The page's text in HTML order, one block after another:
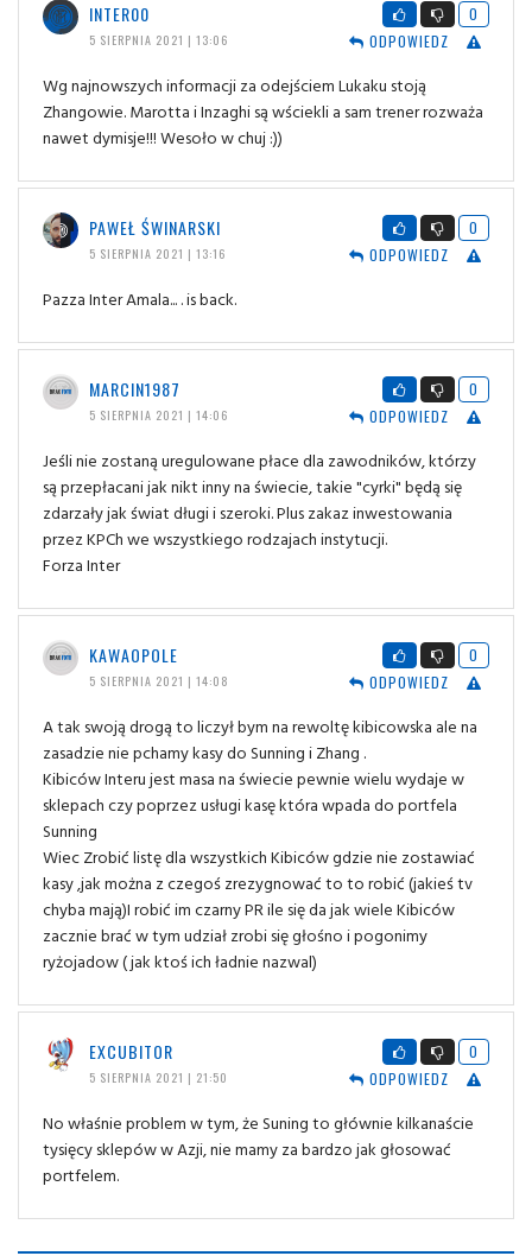
INTER00
5 SIERPNIA 2021 | 13:06
0
ODPOWIEDZ
Wg najnowszych informacji za odejściem Lukaku stoją
Zhangowie. Marotta i Inzaghi są wściekli a sam trener rozważa
nawet dymisje!!! Wesoło w chuj :))
PAWEŁ ŚWINARSKI
5 SIERPNIA 2021 | 13:16
0
ODPOWIEDZ
Pazza Inter Amala... . is back.
MARCIN1987
5 SIERPNIA 2021 | 14:06
0
ODPOWIEDZ
Jeśli nie zostaną uregulowane płace dla zawodników, którzy
są przepłacani jak nikt inny na świecie, takie "cyrki" będą się
zdarzały jak świat długi i szeroki. Plus zakaz inwestowania
przez KPCh we wszystkiego rodzajach instytucji.
Forza Inter
KAWAOPOLE
5 SIERPNIA 2021 | 14:08
0
ODPOWIEDZ
A tak swoją drogą to liczył bym na rewoltę kibicowska ale na
zasadzie nie pchamy kasy do Sunning i Zhang .
Kibiców Interu jest masa na świecie pewnie wielu wydaje w
sklepach czy poprzez usługi kasę która wpada do portfela
Sunning
Wiec Zrobić listę dla wszystkich Kibiców gdzie nie zostawiać
kasy ,jak można z czegoś zrezygnować to to robić (jakieś tv
chyba mają)I robić im czarny PR ile się da jak wiele Kibiców
zacznie brać w tym udział zrobi się głośno i pogonimy
ryżojadow ( jak ktoś ich ładnie nazwal)
EXCUBITOR
5 SIERPNIA 2021 | 21:50
0
ODPOWIEDZ
No właśnie problem w tym, że Suning to głównie kilkanaście
tysięcy sklepów w Azji, nie mamy za bardzo jak głosować
portfelem.